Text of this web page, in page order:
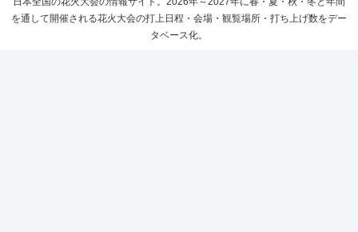
を通して開催される花火大会の打上日程・会場・観覧場所・打ち上げ数をデー
タベース化。